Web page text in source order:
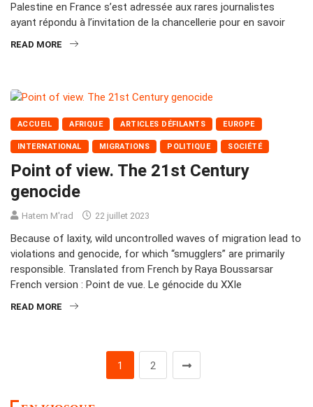
Palestine en France s’est adressée aux rares journalistes
ayant répondu à l’invitation de la chancellerie pour en savoir
READ MORE
ACCUEIL AFRIQUE ARTICLES DÉFILANTS EUROPE
INTERNATIONAL MIGRATIONS POLITIQUE SOCIÉTÉ
Point of view. The 21st Century
genocide
Hatem M'rad 22 juillet 2023
Because of laxity, wild uncontrolled waves of migration lead to
violations and genocide, for which “smugglers” are primarily
responsible. Translated from French by Raya Boussarsar
French version : Point de vue. Le génocide du XXIe
READ MORE
1 2